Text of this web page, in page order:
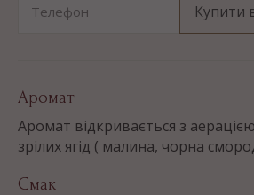
Телефон Купити
Аромат
Аромат відкривається з
зрілих ягід ( малина, чорна
Смак